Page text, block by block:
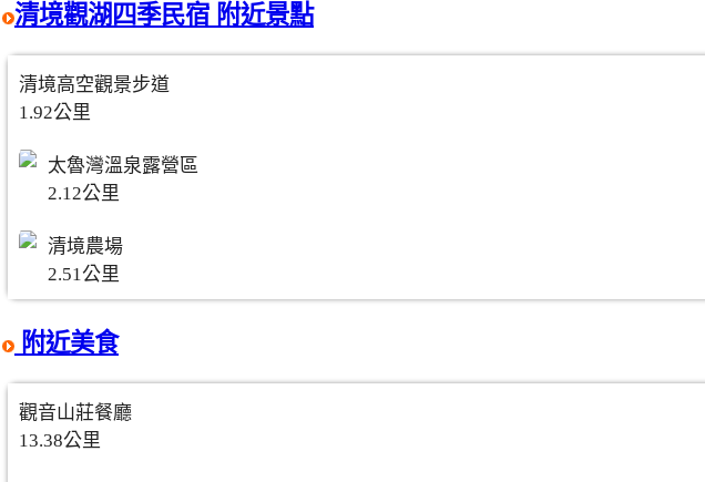
清境觀湖四季民宿 附近景點
清境高空觀景步道
1.92公里
太魯灣溫泉露營區
2.12公里
清境農場
2.51公里
附近美食
觀音山莊餐廳
13.38公里